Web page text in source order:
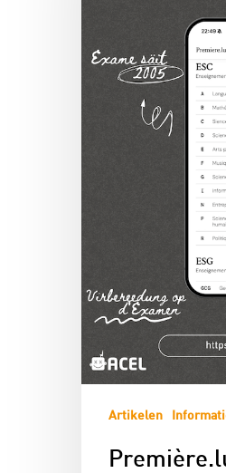
Hit enter to search or
Artikelen